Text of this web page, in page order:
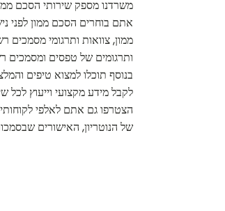
משרדנו מספק שירותי הסכם
אתם בוחרים הסכם ממון לפני
ממון, צוואות ותרגומי מסמכים
ותרגומים של טפסים ומסמכים
בנוסף תוכלו למצוא טיפים
לקבל מידע מקצועי וייעוץ לכל
הצטרפו גם אתם לאלפי
של הנוטריון, האישורים